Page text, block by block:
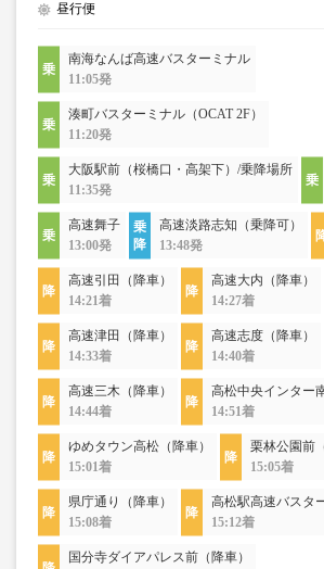
昼行便
南海なんば高速バスターミナル
11:05発
湊町バスターミナル（OCAT 2F）
11:20発
大阪駅前（桜橋口・高架下）/乗降場所
11:35発
高速舞子
13:00発
高速淡路志知（乗降可）
13:48発
高速引田（降車）
14:21着
高速大内（降車）
14:27着
高速津田（降車）
14:33着
高速志度（降車）
14:40着
高速三木（降車）
14:44着
高松中央インター
14:51着
ゆめタウン高松（降車）
15:01着
栗林公園前
15:05着
県庁通り（降車）
15:08着
高松駅高速バスタ
15:12着
国分寺ダイアパレス前（降車）